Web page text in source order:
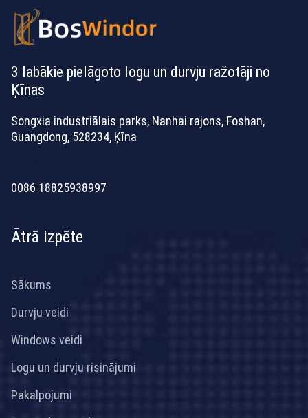
3 labākie pielāgoto logu un durvju ražotāji no
Ķīnas
Songxia industriālais parks, Nanhai rajons, Foshan,
Guangdong, 528234, Ķīna
0086 18825938997
Ātrā izpēte
Sākums
Durvju veidi
Windows veidi
Logu un durvju risinājumi
Pakalpojumi